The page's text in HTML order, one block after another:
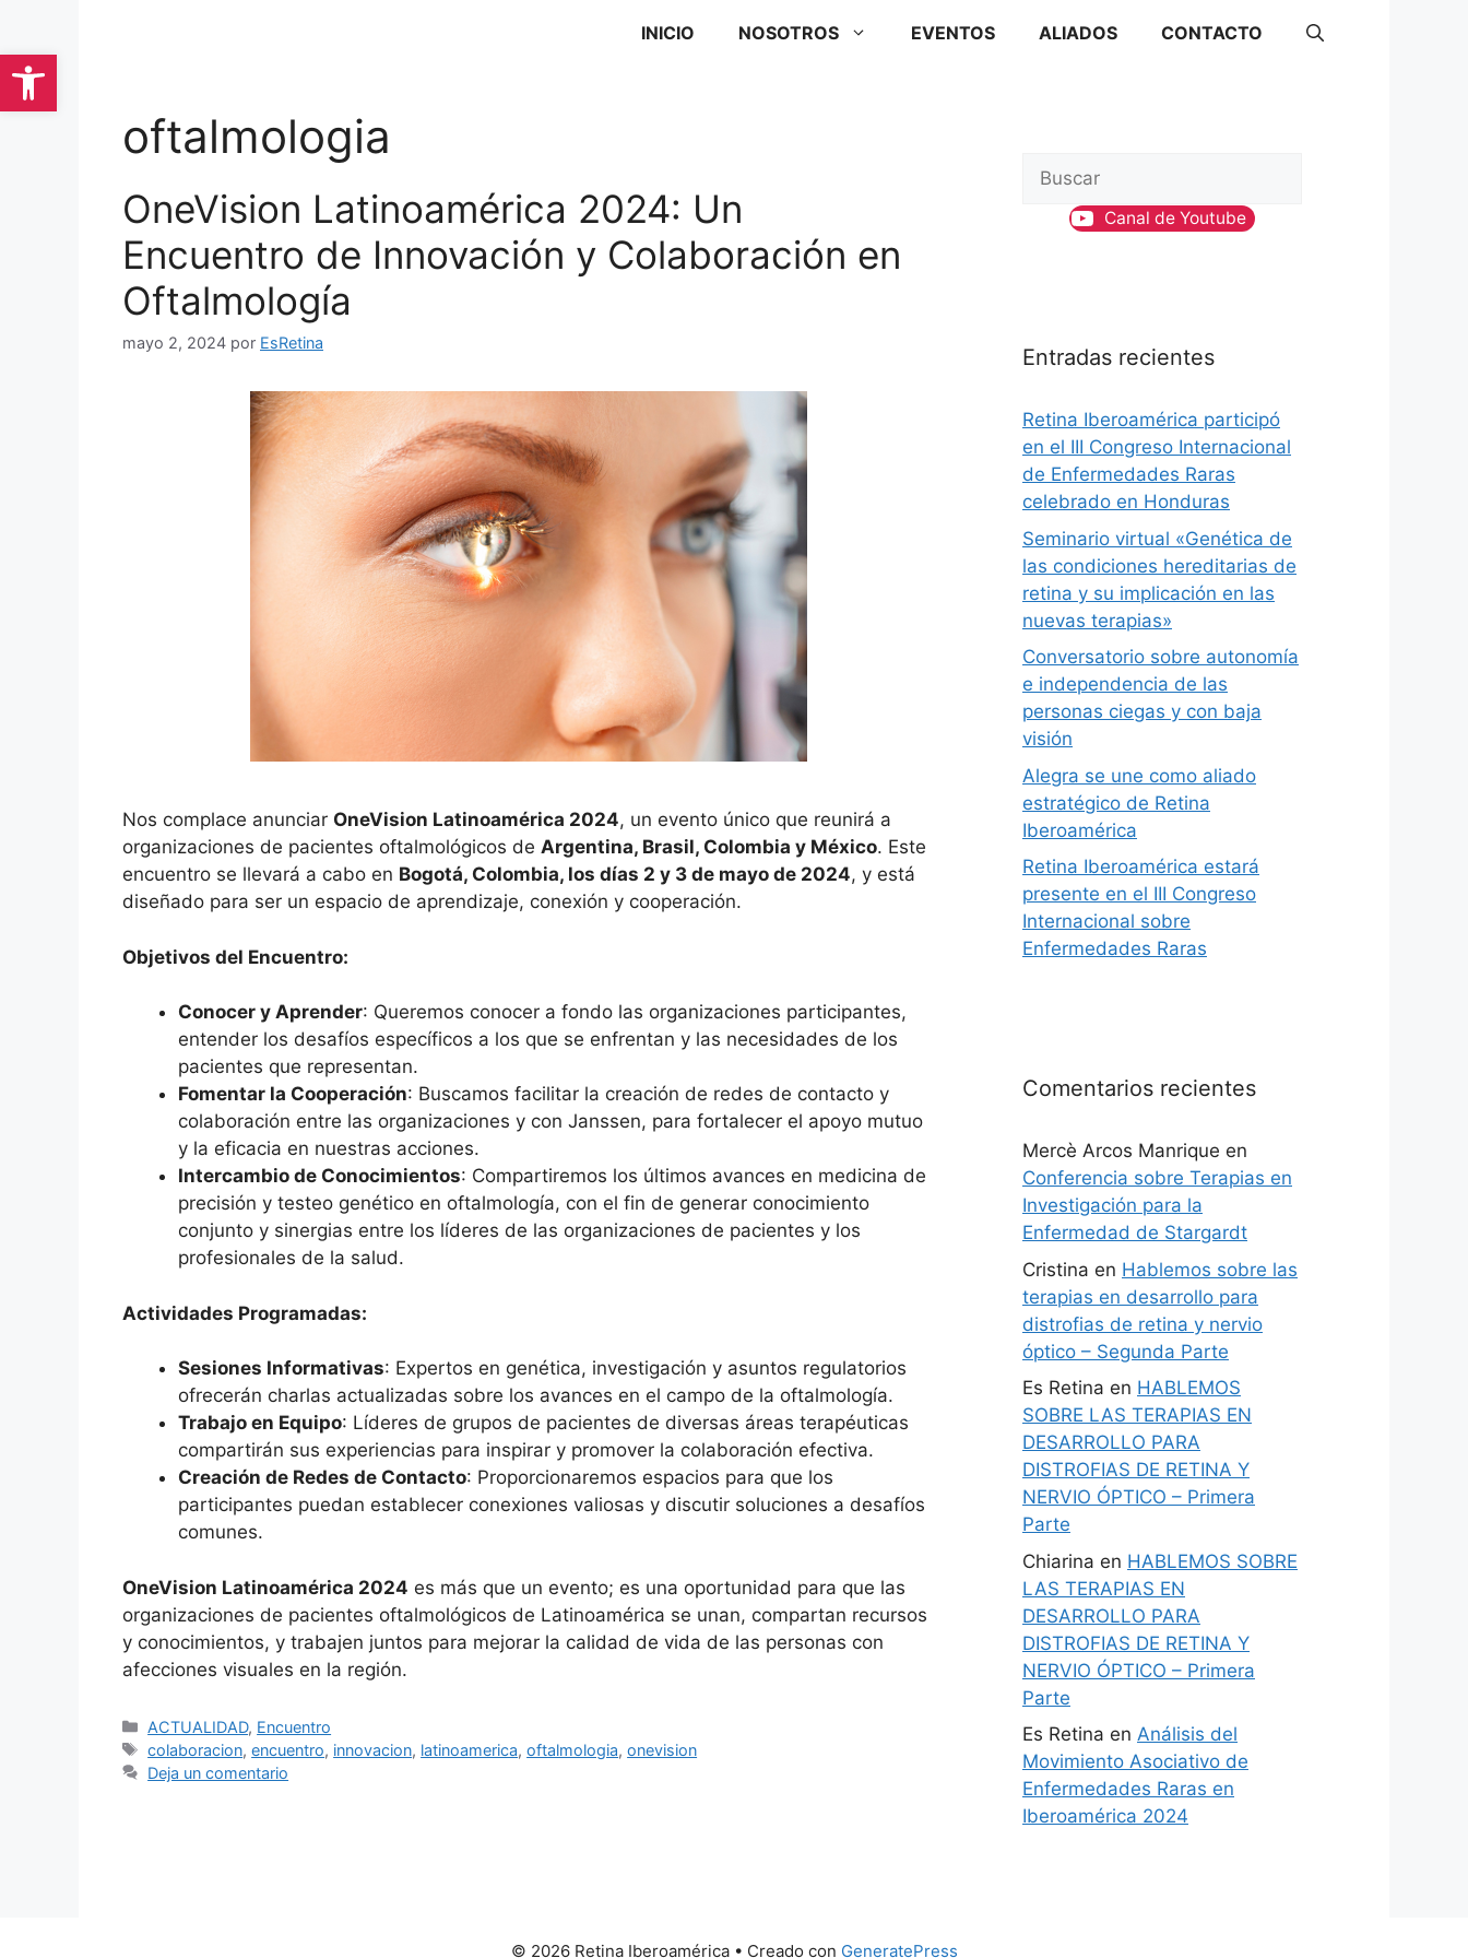
Abrir barra de herramientas
contenido
INICIO NOSOTROS EVENTOS ALIADOS CONTACTO
oftalmologia
OneVision Latinoamérica 2024: Un
Encuentro de Innovación y Colaboración en
Oftalmología
mayo 2, 2024 por EsRetina
Nos complace anunciar OneVision Latinoamérica 2024, un evento único que reunirá a
organizaciones de pacientes oftalmológicos de Argentina, Brasil, Colombia y México. Este
encuentro se llevará a cabo en Bogotá, Colombia, los días 2 y 3 de mayo de 2024, y está
diseñado para ser un espacio de aprendizaje, conexión y cooperación.
Objetivos del Encuentro:
Conocer y Aprender: Queremos conocer a fondo las organizaciones participantes,
entender los desafíos específicos a los que se enfrentan y las necesidades de los
pacientes que representan.
Fomentar la Cooperación: Buscamos facilitar la creación de redes de contacto y
colaboración entre las organizaciones y con Janssen, para fortalecer el apoyo mutuo
y la eficacia en nuestras acciones.
Intercambio de Conocimientos: Compartiremos los últimos avances en medicina de
precisión y testeo genético en oftalmología, con el fin de generar conocimiento
conjunto y sinergias entre los líderes de las organizaciones de pacientes y los
profesionales de la salud.
Actividades Programadas:
Sesiones Informativas: Expertos en genética, investigación y asuntos regulatorios
ofrecerán charlas actualizadas sobre los avances en el campo de la oftalmología.
Trabajo en Equipo: Líderes de grupos de pacientes de diversas áreas terapéuticas
compartirán sus experiencias para inspirar y promover la colaboración efectiva.
Creación de Redes de Contacto: Proporcionaremos espacios para que los
participantes puedan establecer conexiones valiosas y discutir soluciones a desafíos
comunes.
OneVision Latinoamérica 2024 es más que un evento; es una oportunidad para que las
organizaciones de pacientes oftalmológicos de Latinoamérica se unan, compartan recursos
y conocimientos, y trabajen juntos para mejorar la calidad de vida de las personas con
afecciones visuales en la región.
Categorías
ACTUALIDAD, Encuentro
Etiquetas
colaboracion,encuentro, innovacion, latinoamerica,oftalmologia,onevision
Deja un comentario
Canal de Youtube
Entradas recientes
Retina Iberoamérica participó
en el III Congreso Internacional
de Enfermedades Raras
celebrado en Honduras
Seminario virtual «Genética de
las condiciones hereditarias de
retina y su implicación en las
nuevas terapias»
Conversatorio sobre autonomía
e independencia de las
personas ciegas y con baja
visión
Alegra se une como aliado
estratégico de Retina
Iberoamérica
Retina Iberoamérica estará
presente en el III Congreso
Internacional sobre
Enfermedades Raras
Comentarios recientes
Mercè Arcos Manrique en
Conferencia sobre Terapias en
Investigación para la
Enfermedad de Stargardt
Cristina en Hablemos sobre las
terapias en desarrollo para
distrofias de retina y nervio
óptico – Segunda Parte
Es Retina en HABLEMOS
SOBRE LAS TERAPIAS EN
DESARROLLO PARA
DISTROFIAS DE RETINA Y
NERVIO ÓPTICO – Primera
Parte
Chiarina en HABLEMOS SOBRE
LAS TERAPIAS EN
DESARROLLO PARA
DISTROFIAS DE RETINA Y
NERVIO ÓPTICO – Primera
Parte
Es Retina en Análisis del
Movimiento Asociativo de
Enfermedades Raras en
Iberoamérica 2024
© 2026 Retina Iberoamérica• Creado con GeneratePress